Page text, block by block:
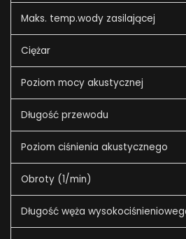
Maks. temp.wody zasilającej
Ciężar
Poziom mocy akustycznej
Długość przewodu
Poziom ciśnienia akustycznego
Obroty (1/min)
Długość węża